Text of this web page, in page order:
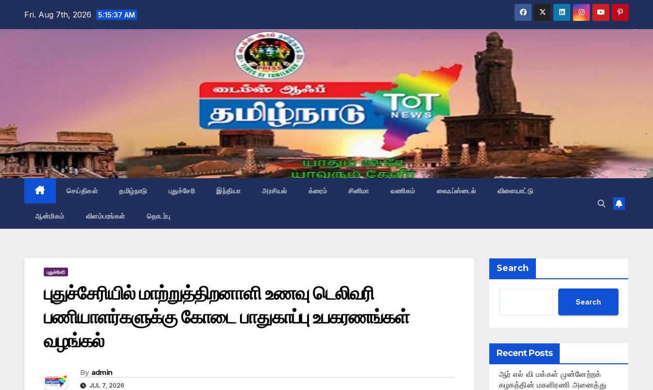
Fri. Aug 7th, 2026 5:15:38 AM
செய்திகள் தமிழ்நாடு புதுச்சேரி இந்தியா அரசியல் க்ரைம் சினிமா வணிகம் லைஃப்ஸ்டைல் விளையாட்டு
ஆன்மிகம் விளம்பரங்கள் தொடர்பு
புதுச்சேரி
புதுச்சேரியில் மாற்றுத்திறனாளி உணவு டெலிவரி
பணியாளர்களுக்கு கோடை பாதுகாப்பு உபகரணங்கள்
வழங்கல்
By admin
JUL 7, 2026
Search
Search
Recent Posts
ஆர் எல் வி மக்கள் முன்னேற்றக்
கழகத்தின் மகளிரணி அனைத்து